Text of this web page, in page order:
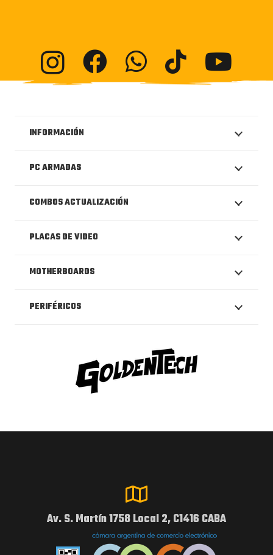
INFORMACIÓN
PC ARMADAS
COMBOS ACTUALIZACIÓN
PLACAS DE VIDEO
MOTHERBOARDS
PERIFÉRICOS
Av. S. Martín 1758 Local 2, C1416 CABA